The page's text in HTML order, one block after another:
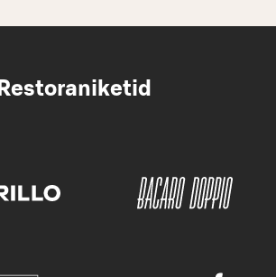
Restoraniketid